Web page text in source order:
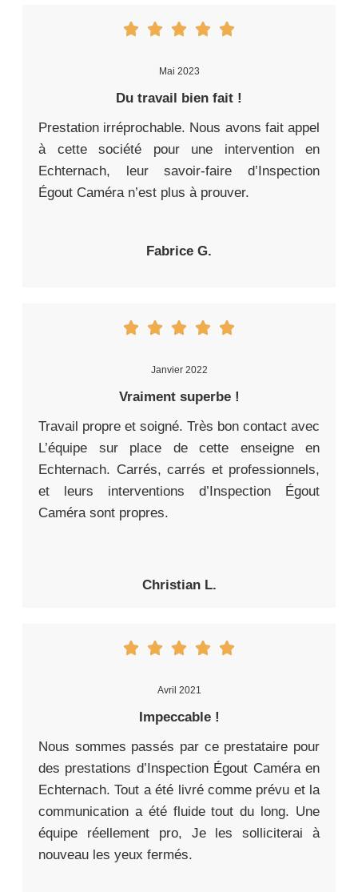
Mai 2023
Du travail bien fait !
Prestation irréprochable. Nous avons fait appel
à cette société pour une intervention en
Echternach, leur savoir-faire d’Inspection
Égout Caméra n’est plus à prouver.
Fabrice G.
Janvier 2022
Vraiment superbe !
Travail propre et soigné. Très bon contact avec
L’équipe sur place de cette enseigne en
Echternach. Carrés, carrés et professionnels,
et leurs interventions d’Inspection Égout
Caméra sont propres.
Christian L.
Avril 2021
Impeccable !
Nous sommes passés par ce prestataire pour
des prestations d’Inspection Égout Caméra en
Echternach. Tout a été livré comme prévu et la
communication a été fluide tout du long. Une
équipe réellement pro, Je les solliciterai à
nouveau les yeux fermés.